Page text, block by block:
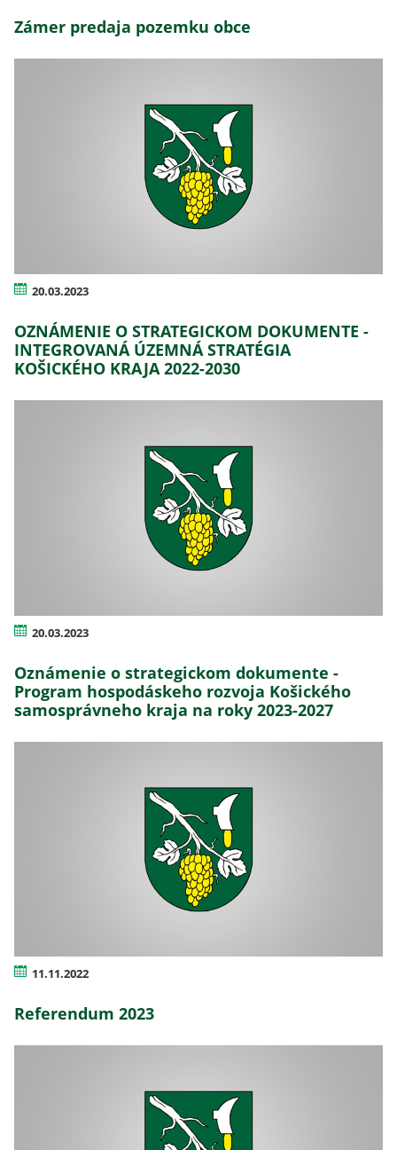
Zámer predaja pozemku obce
20.03.2023
OZNÁMENIE O STRATEGICKOM DOKUMENTE -
INTEGROVANÁ ÚZEMNÁ STRATÉGIA
KOŠICKÉHO KRAJA 2022-2030
20.03.2023
Oznámenie o strategickom dokumente -
Program hospodáskeho rozvoja Košického
samosprávneho kraja na roky 2023-2027
11.11.2022
Referendum 2023